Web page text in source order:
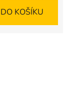
DO KOŠÍKU